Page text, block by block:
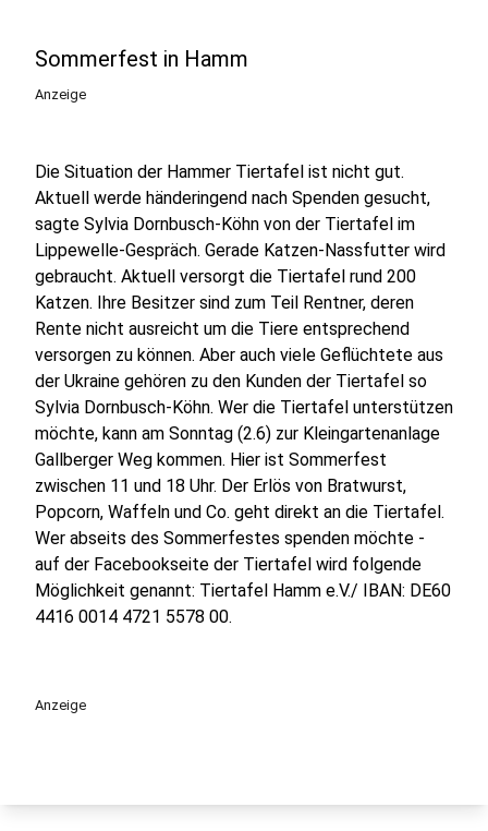
Sommerfest in Hamm
Anzeige
Die Situation der Hammer Tiertafel ist nicht gut.
Aktuell werde händeringend nach Spenden gesucht,
sagte Sylvia Dornbusch-Köhn von der Tiertafel im
Lippewelle-Gespräch. Gerade Katzen-Nassfutter wird
gebraucht. Aktuell versorgt die Tiertafel rund 200
Katzen. Ihre Besitzer sind zum Teil Rentner, deren
Rente nicht ausreicht um die Tiere entsprechend
versorgen zu können. Aber auch viele Geflüchtete aus
der Ukraine gehören zu den Kunden der Tiertafel so
Sylvia Dornbusch-Köhn. Wer die Tiertafel unterstützen
möchte, kann am Sonntag (2.6) zur Kleingartenanlage
Gallberger Weg kommen. Hier ist Sommerfest
zwischen 11 und 18 Uhr. Der Erlös von Bratwurst,
Popcorn, Waffeln und Co. geht direkt an die Tiertafel.
Wer abseits des Sommerfestes spenden möchte -
auf der Facebookseite der Tiertafel wird folgende
Möglichkeit genannt: Tiertafel Hamm e.V./ IBAN: DE60
4416 0014 4721 5578 00.
Anzeige